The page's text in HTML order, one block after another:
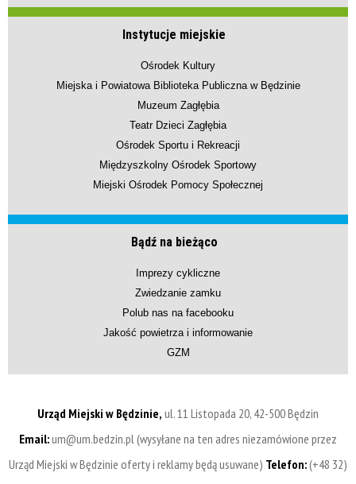
Instytucje miejskie
Ośrodek Kultury
Miejska i Powiatowa Biblioteka Publiczna w Będzinie
Muzeum Zagłębia
Teatr Dzieci Zagłębia
Ośrodek Sportu i Rekreacji
Międzyszkolny Ośrodek Sportowy
Miejski Ośrodek Pomocy Społecznej
Bądź na bieżąco
Imprezy cykliczne
Zwiedzanie zamku
Polub nas na facebooku
Jakość powietrza i informowanie
GZM
Urząd Miejski w Będzinie, ul. 11 Listopada 20, 42-500 Będzin
Email:um@um.bedzin.pl (wysyłane na ten adres niezamówione przez
Urząd Miejski w Będzinie oferty i reklamy będą usuwane) Telefon:(+48 32)